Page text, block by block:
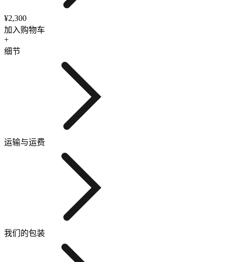
¥2,300
加入购物车
+
细节
运输与运费
我们的包装